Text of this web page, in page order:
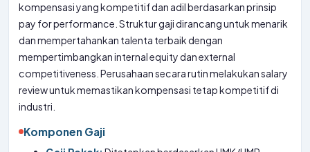
kompensasi yang kompetitif dan adil berdasarkan prinsip
pay for performance. Struktur gaji dirancang untuk menarik
dan mempertahankan talenta terbaik dengan
mempertimbangkan internal equity dan external
competitiveness. Perusahaan secara rutin melakukan salary
review untuk memastikan kompensasi tetap kompetitif di
industri.
Komponen Gaji